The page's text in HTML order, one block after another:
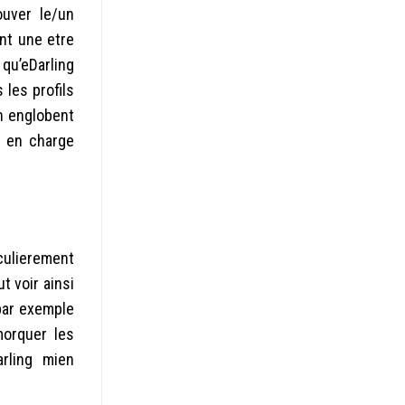
le/un
une etre
les profils
englobent
charge
voir ainsi
exemple
les
mien